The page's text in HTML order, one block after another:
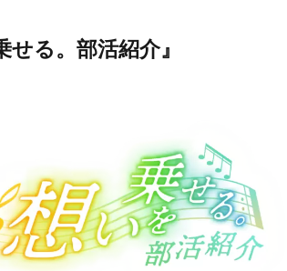
る。部活紹介』